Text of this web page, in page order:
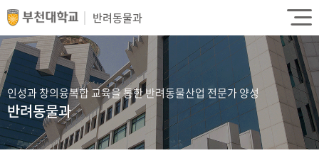
반려동물과
인성과 창의융복합 교육을 통한 반려동물산업 전문가 양성
반려동물과